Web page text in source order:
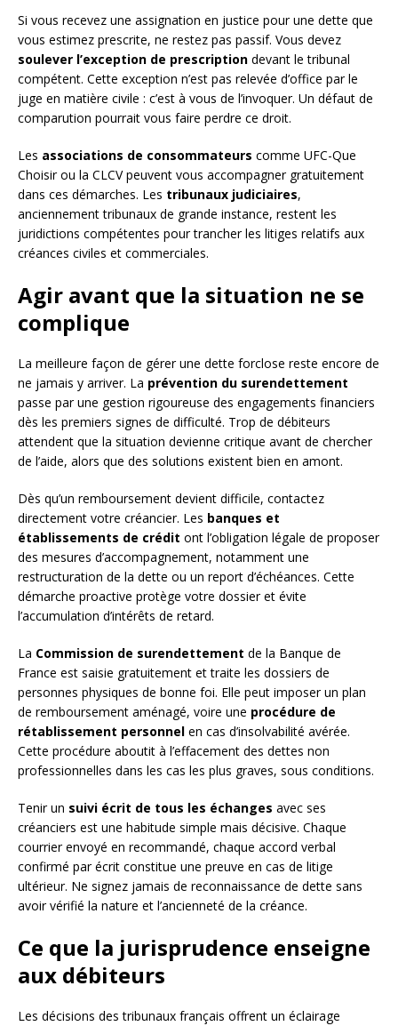
Si vous recevez une assignation en justice pour une dette que
vous estimez prescrite, ne restez pas passif. Vous devez
soulever l’exception de prescription devant le tribunal
compétent. Cette exception n’est pas relevée d’office par le
juge en matière civile : c’est à vous de l’invoquer. Un défaut de
comparution pourrait vous faire perdre ce droit.
Les associations de consommateurs comme UFC-Que
Choisir ou la CLCV peuvent vous accompagner gratuitement
dans ces démarches. Les tribunaux judiciaires,
anciennement tribunaux de grande instance, restent les
juridictions compétentes pour trancher les litiges relatifs aux
créances civiles et commerciales.
Agir avant que la situation ne se
complique
La meilleure façon de gérer une dette forclose reste encore de
ne jamais y arriver. La prévention du surendettement
passe par une gestion rigoureuse des engagements financiers
dès les premiers signes de difficulté. Trop de débiteurs
attendent que la situation devienne critique avant de chercher
de l’aide, alors que des solutions existent bien en amont.
Dès qu’un remboursement devient difficile, contactez
directement votre créancier. Les banques et
établissements de crédit ont l’obligation légale de proposer
des mesures d’accompagnement, notamment une
restructuration de la dette ou un report d’échéances. Cette
démarche proactive protège votre dossier et évite
l’accumulation d’intérêts de retard.
La Commission de surendettement de la Banque de
France est saisie gratuitement et traite les dossiers de
personnes physiques de bonne foi. Elle peut imposer un plan
de remboursement aménagé, voire une procédure de
rétablissement personnel en cas d’insolvabilité avérée.
Cette procédure aboutit à l’effacement des dettes non
professionnelles dans les cas les plus graves, sous conditions.
Tenir un suivi écrit de tous les échanges avec ses
créanciers est une habitude simple mais décisive. Chaque
courrier envoyé en recommandé, chaque accord verbal
confirmé par écrit constitue une preuve en cas de litige
ultérieur. Ne signez jamais de reconnaissance de dette sans
avoir vérifié la nature et l’ancienneté de la créance.
Ce que la jurisprudence enseigne
aux débiteurs
Les décisions des tribunaux français offrent un éclairage